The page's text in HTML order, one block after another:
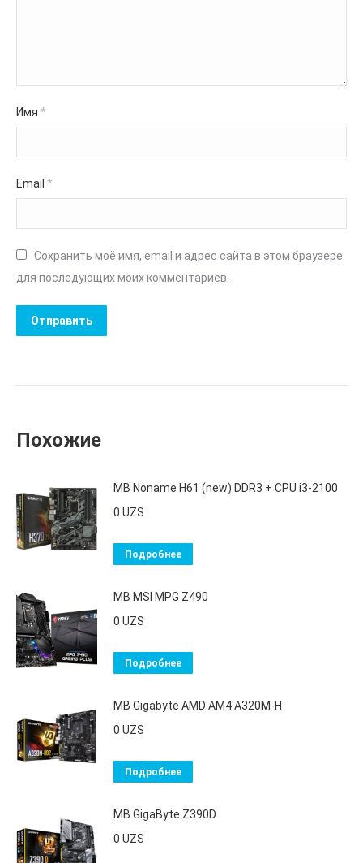
Имя *
Email *
Сохранить моё имя, email и адрес сайта в этом браузере
для последующих моих комментариев.
Похожие
MB Noname H61 (new) DDR3 + CPU i3-2100
0 UZS
Подробнее
MB MSI MPG Z490
0 UZS
Подробнее
MB Gigabyte AMD AM4 A320M-H
0 UZS
Подробнее
MB GigaByte Z390D
0 UZS